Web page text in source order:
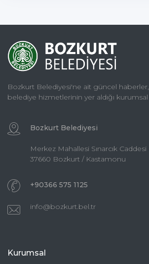
Bozkurt Belediyesi'ne ait güncel
belediye hizmetlerinin yer aldığı
Bozkurt Belediyesi
Merkez Mahallesi Sınarcık Caddesi
37660 Bozkurt / Kastamonu
+90366 575 1125
info@bozkurt.bel.tr
Kurumsal